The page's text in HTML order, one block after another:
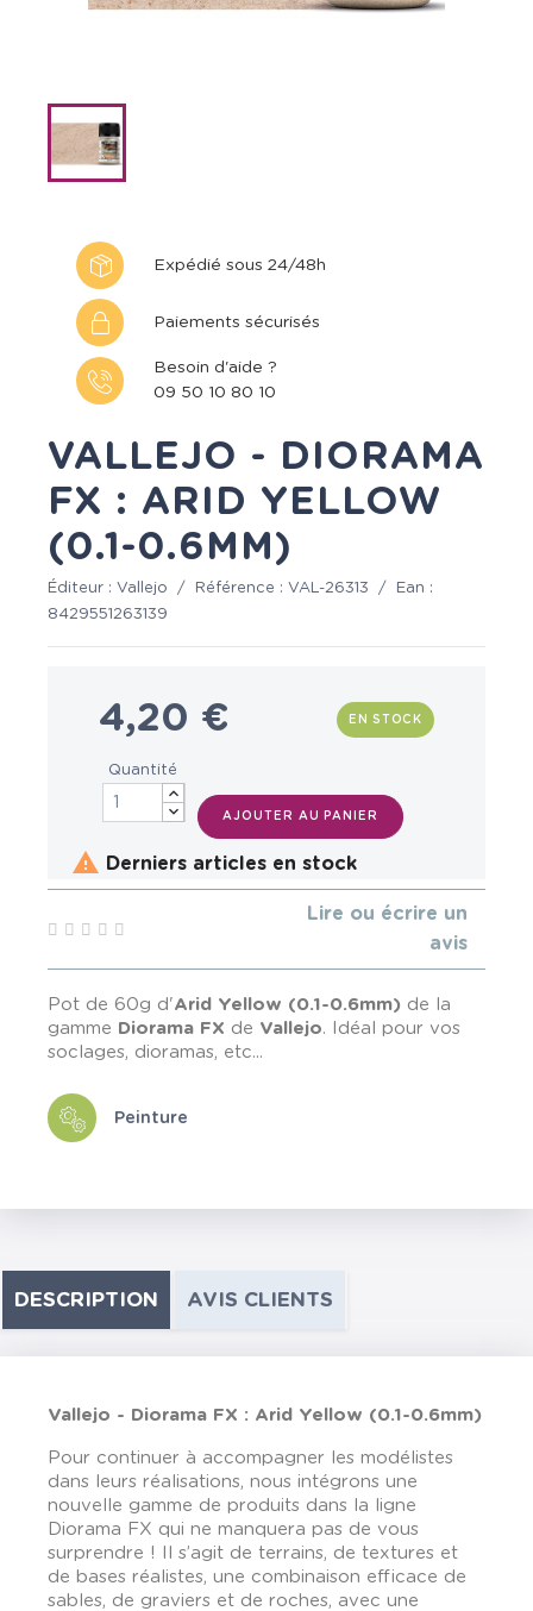
Expédié sous 24/48h
Paiements sécurisés
Besoin d'aide ?
09 50 10 80 10
VALLEJO - DIORAMA
FX : ARID YELLOW
(0.1-0.6MM)
Éditeur : Vallejo / Référence : VAL-26313 /
Ean :
8429551263139
4,20 € EN STOCK
Quantité
AJOUTER AU PANIER
 Derniers articles en stock
Lire ou écrire un
avis
Pot de 60g d'Arid Yellow (0.1-0.6mm) de la
gamme Diorama FX de Vallejo. Idéal pour vos
soclages, dioramas, etc...
Peinture
DESCRIPTION AVIS CLIENTS
Vallejo - Diorama FX : Arid Yellow (0.1-0.6mm)
Pour continuer à accompagner les modélistes
dans leurs réalisations, nous intégrons une
nouvelle gamme de produits dans la ligne
Diorama FX qui ne manquera pas de vous
surprendre ! Il s’agit de terrains, de textures et
de bases réalistes, une combinaison efficace de
sables, de graviers et de roches, avec une